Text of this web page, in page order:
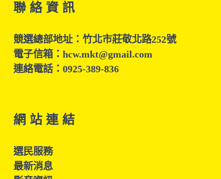
聯 絡 資 訊
競選總部地址：竹北市莊敬北路252號
電子信箱：hcw.mkt@gmail.com
連絡電話：0925-389-836
網 站 連 結
選民服務
最新消息